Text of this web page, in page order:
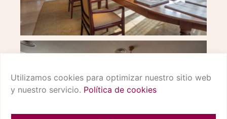
Utilizamos cookies para optimizar nuestro sitio web
y nuestro servicio. Política de cookies